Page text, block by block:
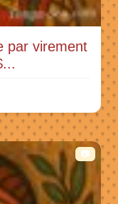
par virement
📷